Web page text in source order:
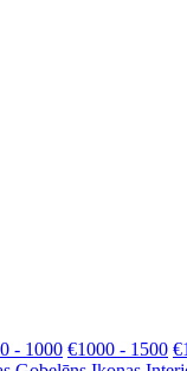
- 1000 €1000 - 1500